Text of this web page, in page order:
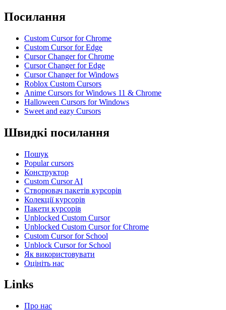
Посилання
Custom Cursor for Chrome
Custom Cursor for Edge
Cursor Changer for Chrome
Cursor Changer for Edge
Cursor Changer for Windows
Roblox Custom Cursors
Anime Cursors for Windows 11 & Chrome
Halloween Cursors for Windows
Sweet and eazy Cursors
Швидкі посилання
Пошук
Popular cursors
Конструктор
Custom Cursor AI
Створювач пакетів курсорів
Колекції курсорів
Пакети курсорів
Unblocked Custom Cursor
Unblocked Custom Cursor for Chrome
Custom Cursor for School
Unblock Cursor for School
Як використовувати
Оцініть нас
Links
Про нас